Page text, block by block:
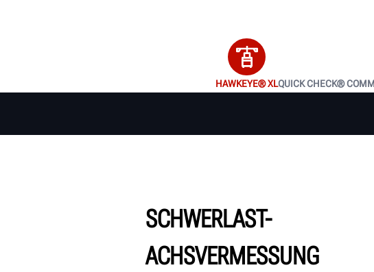
HAWKEYE® XLQUICK CHECK®
SCHWERLAST-
ACHSVERMESSUNG